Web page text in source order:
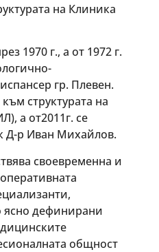
на Клиника
1970 г., а от 1972 г.
гр. Плевен.
структурата на
а от2011г. се
Д-р Иван Михайлов.
своевременна и
ясно дефинирани
общност